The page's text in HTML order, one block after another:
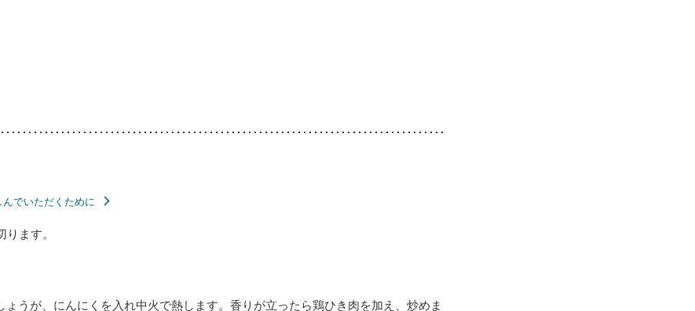
でいただくために
ます。
ょうが、にんにくを入れ中火で熱します。香りが立ったら鶏ひき肉を加え、炒めま